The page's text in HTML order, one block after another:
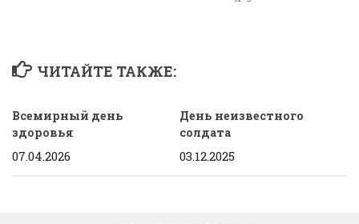
ЧИТАЙТЕ ТАКЖЕ:
Всемирный день
здоровья
07.04.2026
День неизвестного
солдата
03.12.2025